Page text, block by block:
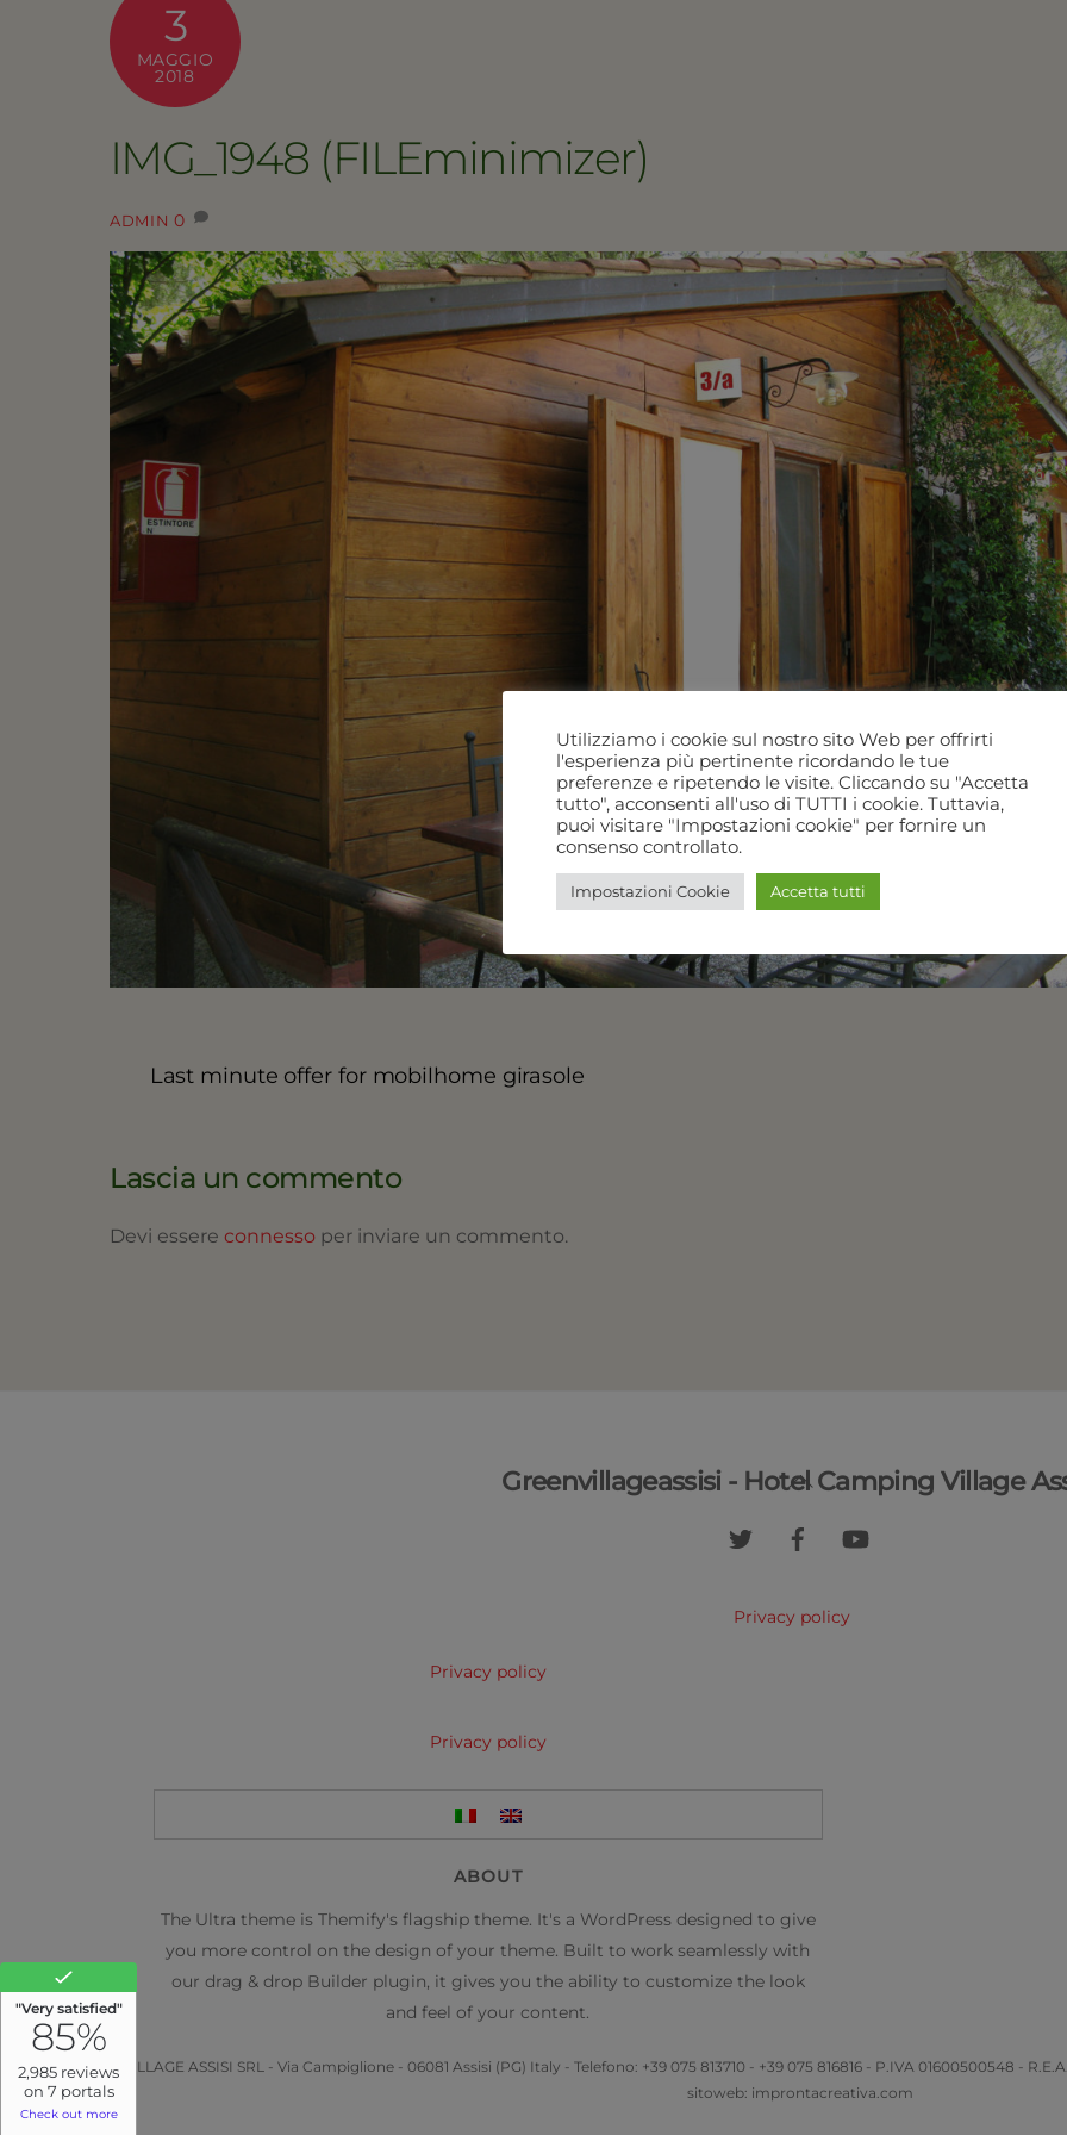
3
MAGGIO
2018
IMG_1948 (FILEminimizer)
ADMIN 0
Last minute offer for mobilhome girasole
Lascia un commento
Devi essere connesso per inviare un commento.
Back
Top
Greenvillageassisi - Hotel Camping Village
Privacy policy
Privacy policy
Privacy policy
ABOUT
The Ultra theme is Themify's flagship theme. It's a WordPress designed to give
you more control on the design of your theme. Built to work seamlessly with
our drag & drop Builder plugin, it gives you the ability to customize the look
and feel of your content.
VILLAGE ASSISI SRL - Via Campiglione - 06081 Assisi (PG) Italy - Telefono: +39 075 813710 - +39 075 816816 - P.IVA 01600500548 -
sitoweb: improntacreativa.com
Utilizziamo i cookie sul nostro sito Web per offrirti
l'esperienza più pertinente ricordando le tue
preferenze e ripetendo le visite. Cliccando su "Accetta
tutto", acconsenti all'uso di TUTTI i cookie. Tuttavia,
puoi visitare "Impostazioni cookie" per fornire un
consenso controllato.
Impostazioni Cookie Accetta tutti